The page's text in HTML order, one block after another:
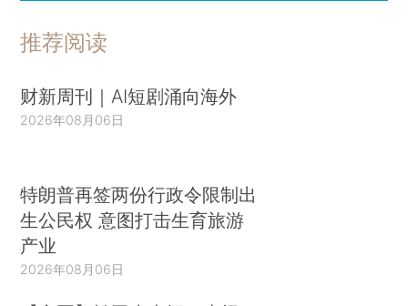
推荐阅读
财新周刊｜AI短剧涌向海外
2026年08月06日
特朗普再签两份行政令限制出
生公民权 意图打击生育旅游
产业
2026年08月06日